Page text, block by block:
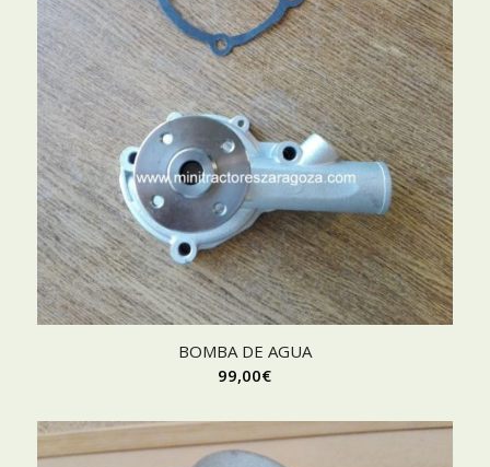
BOMBA DE AGUA
99,00€